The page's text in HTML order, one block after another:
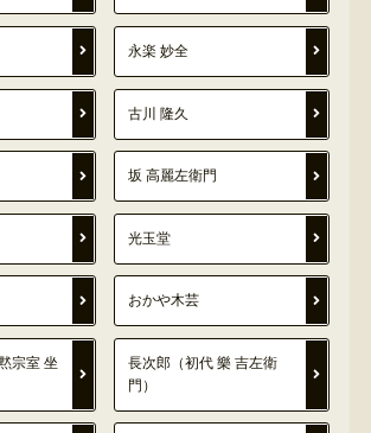
永楽 妙全
古川 隆久
坂 高麗左衛門
光玉堂
おかや木芸
宗室 坐
長次郎（初代 樂 吉左衛
門）